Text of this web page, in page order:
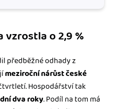
vzrostla o 2,9 %
předběžné odhady z
meziroční nárůst české
Hospodářství tak
dva roky. Podíl na tom má